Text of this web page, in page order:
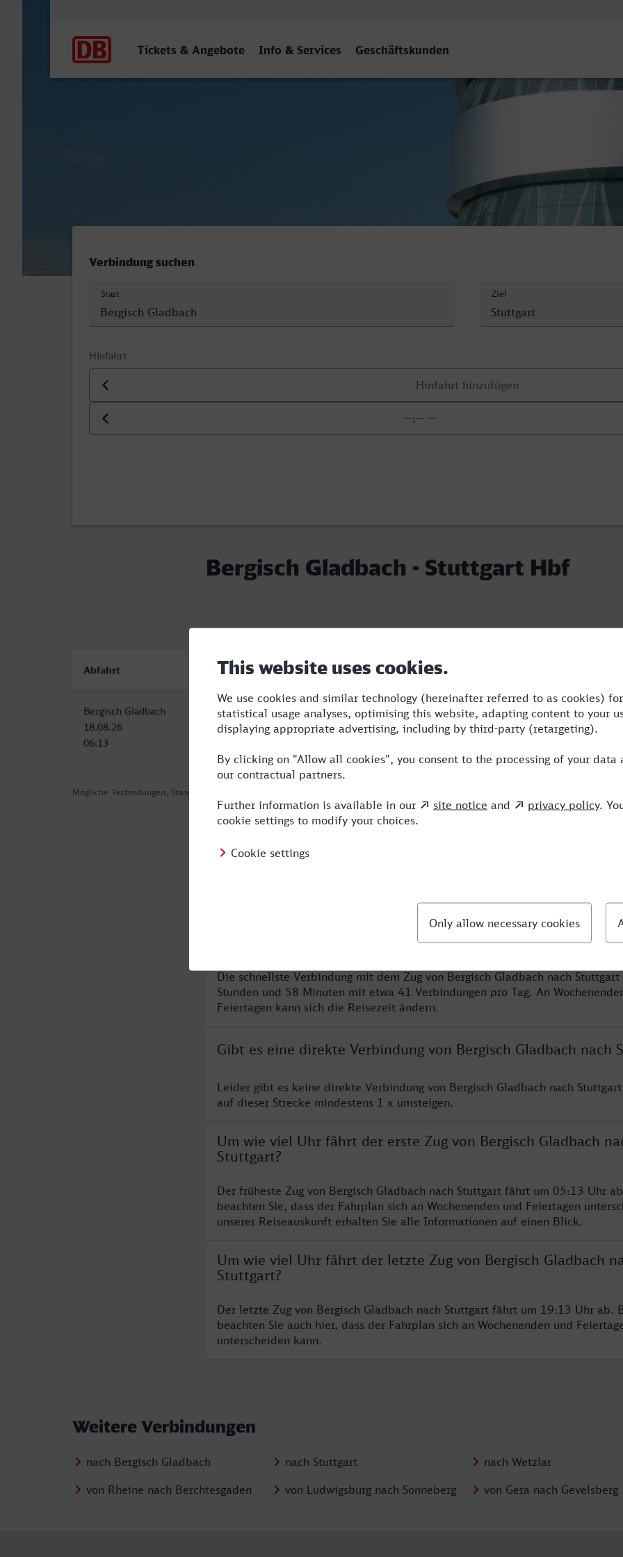
Tickets & Angebote Info & Services Geschäftskunden
Verbindung suchen
Start Ziel
Hinfahrt
Datum der Hinfahrt
Uhrzeit der Hinfahrt
Bergisch Gladbach - Stuttgart Hbf
Mögliche Verbindungen, Stand: 2026-08-04 05:24
Abfahrt Ankunft Dauer Umstiege
Bergisch Gladbach
18.08.26
06:13
Stuttgart Hbf
18.08.26
2:58 2 S,ICE
Was ist die schnellste Verbindung von Bergisch Gladbach nach
Die schnellste Verbindung mit dem Zug von Bergisch Gladbach nach
Stunden und 58 Minuten mit etwa 41 Verbindungen pro Tag. An
Feiertagen kann sich die Reisezeit ändern.
Gibt es eine direkte Verbindung von Bergisch Gladbach nach
Leider gibt es keine direkte Verbindung von Bergisch Gladbach nach
auf dieser Strecke mindestens 1 x umsteigen.
Um wie viel Uhr fährt der erste Zug von Bergisch Gladbach
Stuttgart?
Der früheste Zug von Bergisch Gladbach nach Stuttgart fährt um 05:13 Uhr
beachten Sie, dass der Fahrplan sich an Wochenenden und Feiertagen
unserer Reiseauskunft erhalten Sie alle Informationen auf einen Blick.
Um wie viel Uhr fährt der letzte Zug von Bergisch Gladbach
Stuttgart?
Der letzte Zug von Bergisch Gladbach nach Stuttgart fährt um 19:13 Uhr ab.
beachten Sie auch hier, dass der Fahrplan sich an Wochenenden und
unterscheiden kann.
Weitere Verbindungen
nach Bergisch Gladbach nach Stuttgart nach Wetzlar
von Rheine nach Berchtesgaden
von Ludwigsburg nach Sonneberg von Gera nach Gevelsberg